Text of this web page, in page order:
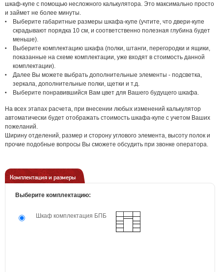
шкаф-купе с помощью несложного калькулятора. Это максимально просто
и займет не более минуты.
Выберите габаритные размеры шкафа-купе (учтите, что двери-купе
скрадывают порядка 10 см, и соответственно полезная глубина будет
меньше).
Выберите комплектацию шкафа (полки, штанги, перегородки и ящики,
показанные на схеме комплектации, уже входят в стоимость данной
комплектации).
Далее Вы можете выбрать дополнительные элементы - подсветка,
зеркала, дополнительные полки, щетки и т.д.
Выберите понравившийся Вам цвет для Вашего будущего шкафа.
На всех этапах расчета, при внесении любых изменений калькулятор
автоматически будет отображать стоимость шкафа-купе с учетом Ваших
пожеланий.
Ширину отделений, размер и сторону углового элемента, высоту полок и
прочие подобные вопросы Вы сможете обсудить при звонке оператора.
Комплектация и размеры
Выберите комплектацию:
Шкаф комплектация БПБ